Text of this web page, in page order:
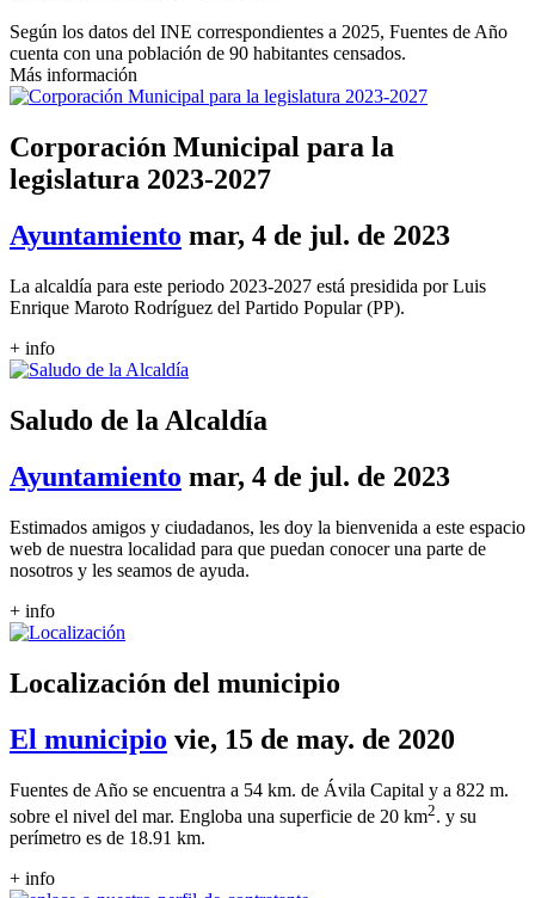
Según los datos del INE correspondientes a 2025, Fuentes de Año
cuenta con una población de 90 habitantes censados.
Más información
Corporación Municipal para la
legislatura 2023-2027
Ayuntamiento mar, 4 de jul. de 2023
La alcaldía para este periodo 2023-2027 está presidida por Luis
Enrique Maroto Rodríguez del Partido Popular (PP).
+ info
Saludo de la Alcaldía
Ayuntamiento mar, 4 de jul. de 2023
Estimados amigos y ciudadanos, les doy la bienvenida a este espacio
web de nuestra localidad para que puedan conocer una parte de
nosotros y les seamos de ayuda.
+ info
Localización del municipio
El municipio vie, 15 de may. de 2020
Fuentes de Año se encuentra a 54 km. de Ávila Capital y a 822 m.
sobre el nivel del mar. Engloba una superficie de 20 km2. y su
perímetro es de 18.91 km.
+ info